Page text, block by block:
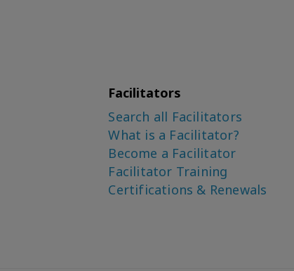
Facilitators
Search all Facilitators
What is a Facilitator?
Become a Facilitator
Facilitator Training
Certifications & Renewals